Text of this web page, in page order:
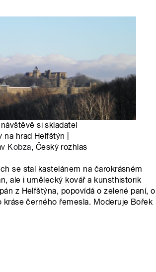
si skladatel
hrad Helfštýn |
Kobza, Český rozhlas
se stal kastelánem na čarokrásném
ale i umělecký kovář a kunsthistorik
z Helfštýna, popovídá o zelené paní, o
kráse černého řemesla. Moderuje Bořek